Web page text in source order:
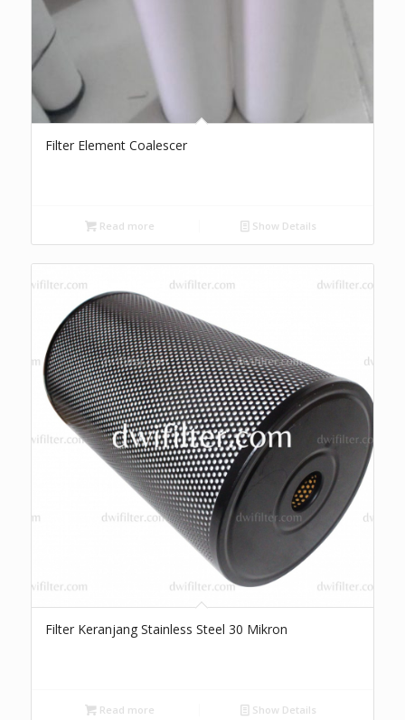
Filter Element Coalescer
Read more Show Details
Filter Keranjang Stainless Steel 30 Mikron
Read more Show Details